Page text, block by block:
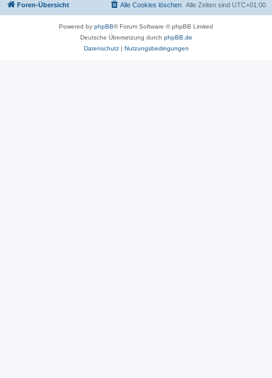
Foren-Übersicht Alle Zeiten sind UTC+01:00
Alle Cookies löschen
Powered by phpBB® Forum Software © phpBB Limited
Deutsche Übersetzung durch phpBB.de
Datenschutz| Nutzungsbedingungen